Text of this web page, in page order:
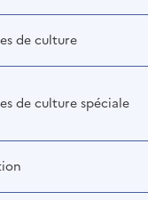
de culture
de culture spéciale